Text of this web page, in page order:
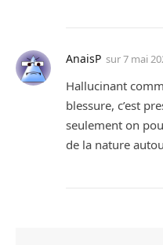
AnaisP sur7 mai
Hallucinant
blessure, c’est
seulement on
de la nature